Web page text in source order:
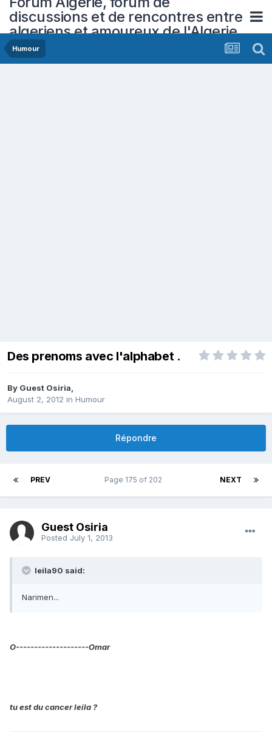
discussions et de rencontres entre
algeriens et amoureux de l'Algerie
Humour
Des prenoms avec l'alphabet .
By Guest Osiria,
August 2, 2012 in Humour
Répondre
PREV NEXT
Page 175 of 202
Guest Osiria
Posted July 1, 2013
leila90 said:
Narimen...
O--------------------Omar
tu est du cancer leila ?